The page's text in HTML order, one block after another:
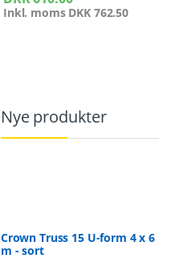
Inkl. moms DKK 762.50
Nye produkter
Crown Truss 15 U-form 4 x 6
m - sort